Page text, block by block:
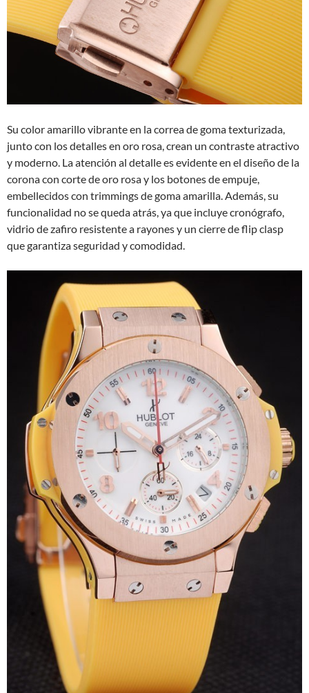
Su color amarillo vibrante en la correa de goma texturizada,
junto con los detalles en oro rosa, crean un contraste atractivo
y moderno. La atención al detalle es evidente en el diseño de la
corona con corte de oro rosa y los botones de empuje,
embellecidos con trimmings de goma amarilla. Además, su
funcionalidad no se queda atrás, ya que incluye cronógrafo,
vidrio de zafiro resistente a rayones y un cierre de flip clasp
que garantiza seguridad y comodidad.